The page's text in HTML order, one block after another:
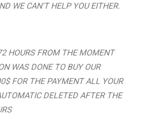
WE CAN'T HELP YOU EITHER.
HOURS FROM THE MOMENT
WAS DONE TO BUY OUR
FOR THE PAYMENT ALL YOUR
DELETED AFTER THE